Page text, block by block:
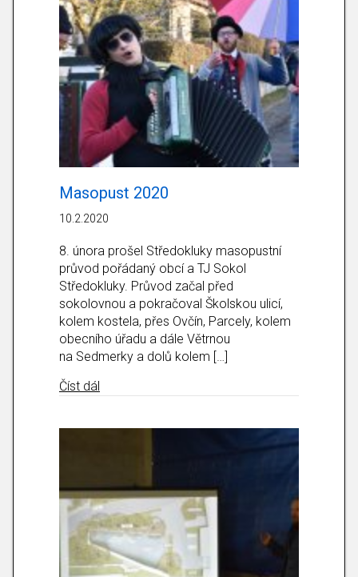
Masopust 2020
10.2.2020
8. února prošel Středokluky masopustní
průvod pořádaný obcí a TJ Sokol
Středokluky. Průvod začal před
sokolovnou a pokračoval Školskou ulicí,
kolem kostela, přes Ovčín, Parcely, kolem
obecního úřadu a dále Větrnou
na Sedmerky a dolů kolem […]
Číst dál